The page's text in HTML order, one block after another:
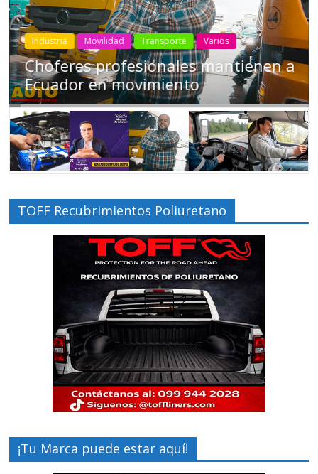
Industria Movilidad Transporte Varios
Choferes profesionales mantienen a
Ecuador en movimiento
TOFF Recubrimientos Poliuretano
¡Tu Marca puede estar aquí!